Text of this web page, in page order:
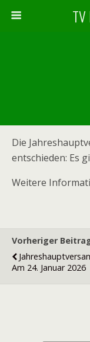
Die
entschieden: Es
Weitere
Vorheriger
Am 24. Januar 2026